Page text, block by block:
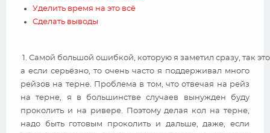
Уделить время на это всё
Сделать выводы
1. Самой большой ошибкой, которую я заметил сразу, так
а если серьёзно, то очень часто я поддерживал много
рейзов на терне. Проблема в том, что отвечая на рейз
на терне, я в большинстве случаев вынужден буду
проколить и на ривере. Поэтому делая кол на терне,
надо быть готовым проколить и дальше, даже, если